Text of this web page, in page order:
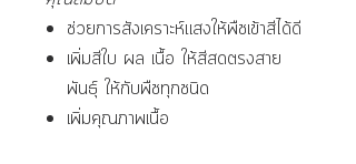
ช่วยการสังเคราะห์แสงให้พืชเข้าสีได้ดี
เพิ่มสีใบ ผล เนื้อ ให้สีสดตรงสาย
พันธุ์ ให้กับพืชทุกชนิด
เพิ่มคุณภาพเนื้อ